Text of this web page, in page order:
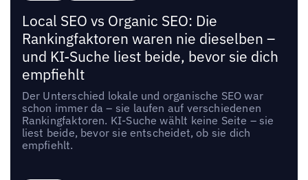
Local SEO vs Organic SEO: Die
Rankingfaktoren waren nie dieselben –
und KI-Suche liest beide, bevor sie dich
empfiehlt
Der Unterschied lokale und organische SEO war
schon immer da – sie laufen auf verschiedenen
Rankingfaktoren. KI-Suche wählt keine Seite – sie
liest beide, bevor sie entscheidet, ob sie dich
empfiehlt.